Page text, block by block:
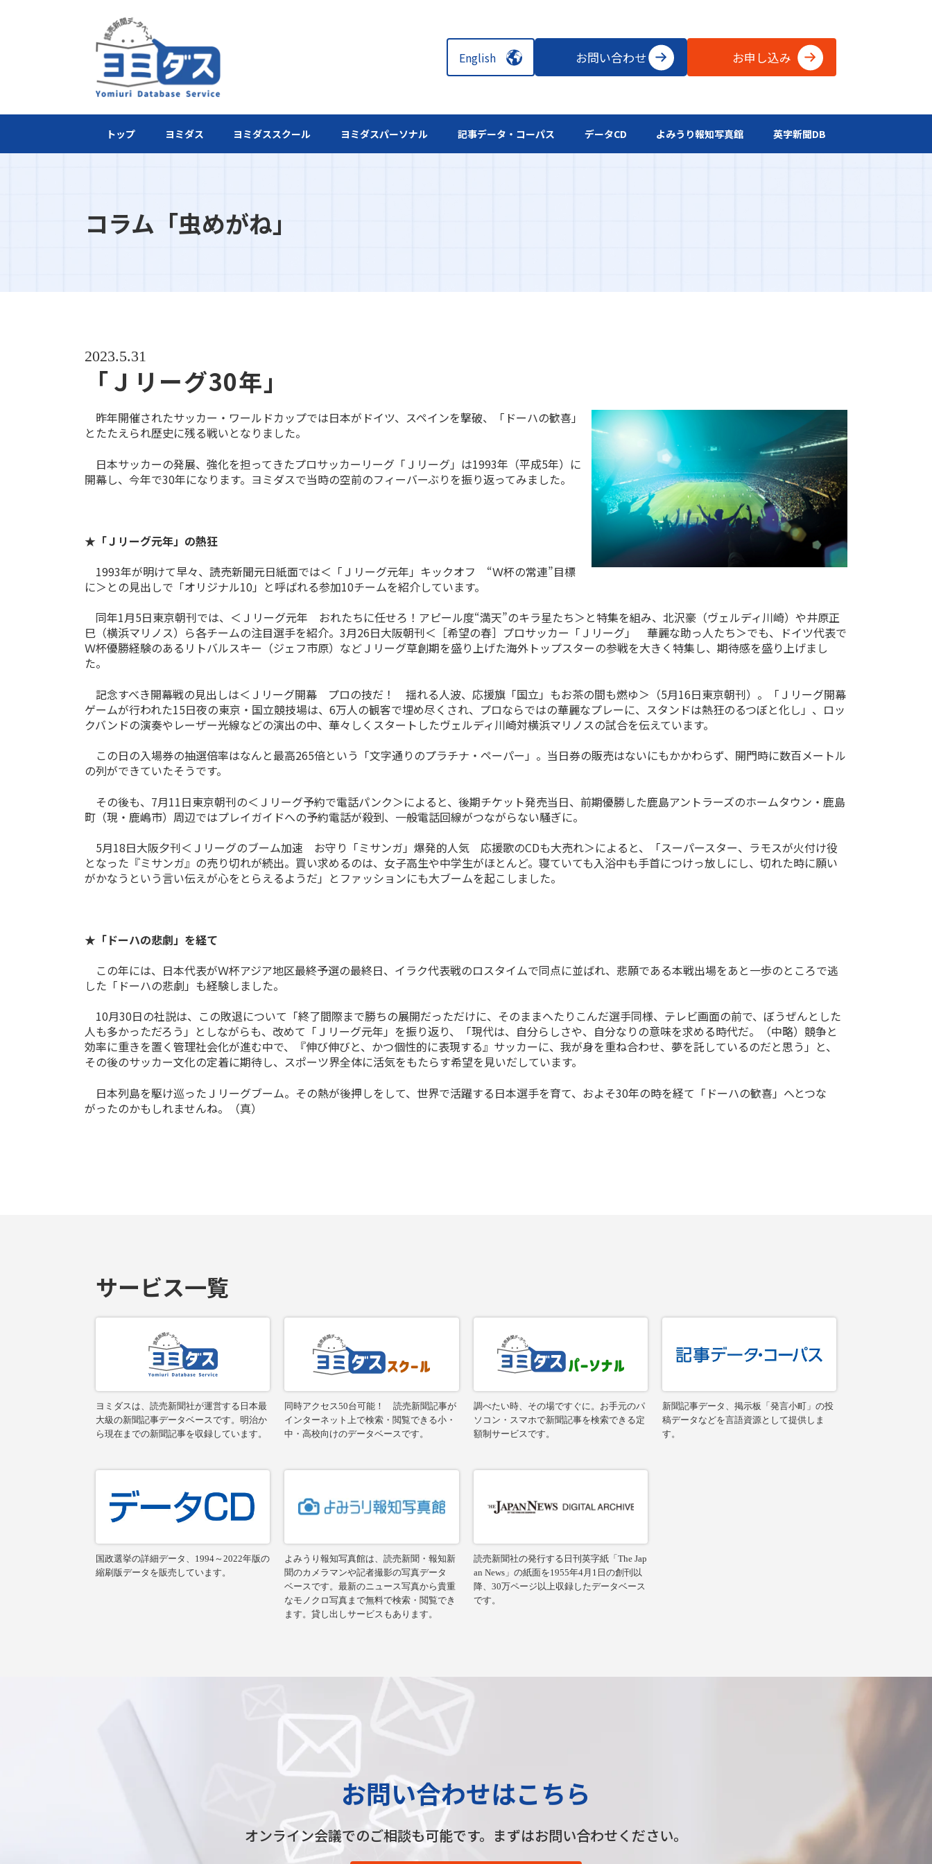
English お問い合わせ お申し込み
トップ ヨミダス ヨミダススクール ヨミダスパーソナル 記事データ・コーパス データCD よみうり報知写真館 英字新聞DB
コラム「虫めがね」
2023.5.31
「Ｊリーグ30年」
昨年開催されたサッカー・ワールドカップでは日本がドイツ、スペインを撃破、「ドーハの歓喜」
とたたえられ歴史に残る戦いとなりました。
日本サッカーの発展、強化を担ってきたプロサッカーリーグ「Ｊリーグ」は1993年（平成5年）に
開幕し、今年で30年になります。ヨミダスで当時の空前のフィーバーぶりを振り返ってみました。
★「Ｊリーグ元年」の熱狂
1993年が明けて早々、読売新聞元日紙面では＜「Ｊリーグ元年」キックオフ “Ｗ杯の常連”目標
に＞との見出しで「オリジナル10」と呼ばれる参加10チームを紹介しています。
同年1月5日東京朝刊では、＜Ｊリーグ元年 おれたちに任せろ！アピール度“満天”のキラ星たち＞と特集を組み、北沢豪（ヴェルディ川崎）や井原正
巳（横浜マリノス）ら各チームの注目選手を紹介。3月26日大阪朝刊＜［希望の春］プロサッカー「Ｊリーグ」 華麗な助っ人たち＞でも、ドイツ代表で
Ｗ杯優勝経験のあるリトバルスキー（ジェフ市原）などＪリーグ草創期を盛り上げた海外トップスターの参戦を大きく特集し、期待感を盛り上げまし
た。
記念すべき開幕戦の見出しは＜Ｊリーグ開幕 プロの技だ！ 揺れる人波、応援旗「国立」もお茶の間も燃ゆ＞（5月16日東京朝刊）。「Ｊリーグ開幕
ゲームが行われた15日夜の東京・国立競技場は、6万人の観客で埋め尽くされ、プロならではの華麗なプレーに、スタンドは熱狂のるつぼと化し」、ロッ
クバンドの演奏やレーザー光線などの演出の中、華々しくスタートしたヴェルディ川崎対横浜マリノスの試合を伝えています。
この日の入場券の抽選倍率はなんと最高265倍という「文字通りのプラチナ・ペーパー」。当日券の販売はないにもかかわらず、開門時に数百メートル
の列ができていたそうです。
その後も、7月11日東京朝刊の＜Ｊリーグ予約で電話パンク＞によると、後期チケット発売当日、前期優勝した鹿島アントラーズのホームタウン・鹿島
町（現・鹿嶋市）周辺ではプレイガイドへの予約電話が殺到、一般電話回線がつながらない騒ぎに。
5月18日大阪夕刊＜Ｊリーグのブーム加速 お守り「ミサンガ」爆発的人気 応援歌のCDも大売れ＞によると、「スーパースター、ラモスが火付け役
となった『ミサンガ』の売り切れが続出。買い求めるのは、女子高生や中学生がほとんど。寝ていても入浴中も手首につけっ放しにし、切れた時に願い
がかなうという言い伝えが心をとらえるようだ」とファッションにも大ブームを起こしました。
★「ドーハの悲劇」を経て
この年には、日本代表がＷ杯アジア地区最終予選の最終日、イラク代表戦のロスタイムで同点に並ばれ、悲願である本戦出場をあと一歩のところで逃
した「ドーハの悲劇」も経験しました。
10月30日の社説は、この敗退について「終了間際まで勝ちの展開だっただけに、そのままへたりこんだ選手同様、テレビ画面の前で、ぼうぜんとした
人も多かっただろう」としながらも、改めて「Ｊリーグ元年」を振り返り、「現代は、自分らしさや、自分なりの意味を求める時代だ。（中略）競争と
効率に重きを置く管理社会化が進む中で、『伸び伸びと、かつ個性的に表現する』サッカーに、我が身を重ね合わせ、夢を託しているのだと思う」と、
その後のサッカー文化の定着に期待し、スポーツ界全体に活気をもたらす希望を見いだしています。
日本列島を駆け巡ったＪリーグブーム。その熱が後押しをして、世界で活躍する日本選手を育て、およそ30年の時を経て「ドーハの歓喜」へとつな
がったのかもしれませんね。（真）
サービス一覧
ヨミダスは、読売新聞社が運営する日本最
大級の新聞記事データベースです。明治か
ら現在までの新聞記事を収録しています。
同時アクセス50台可能！ 読売新聞記事が
インターネット上で検索・閲覧できる小・
中・高校向けのデータベースです。
調べたい時、その場ですぐに。お手元のパ
ソコン・スマホで新聞記事を検索できる定
額制サービスです。
新聞記事データ、掲示板「発言小町」の投
稿データなどを言語資源として提供しま
す。
国政選挙の詳細データ、1994～2022年版の
縮刷版データを販売しています。
よみうり報知写真館は、読売新聞・報知新
聞のカメラマンや記者撮影の写真データ
ベースです。最新のニュース写真から貴重
なモノクロ写真まで無料で検索・閲覧でき
ます。貸し出しサービスもあります。
読売新聞社の発行する日刊英字紙「The Jap
an News」の紙面を1955年4月1日の創刊以
降、30万ページ以上収録したデータベース
です。
お問い合わせはこちら
オンライン会議でのご相談も可能です。 まずはお問い合わせください。